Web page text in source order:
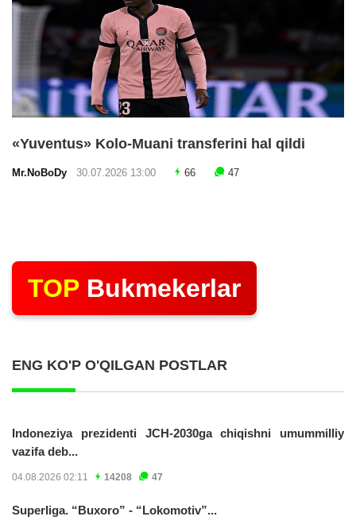
«Yuventus» Kolo-Muani transferini hal qildi
Mr.NoBoDy 30.07.2026 13:00 66 47
TOP Bukmekerlar
ENG KO'P O'QILGAN POSTLAR
Indoneziya prezidenti JCH-2030ga chiqishni umummilliy
vazifa deb...
04.08.2026 02:11 14208 47
Superliga. “Buxoro” - “Lokomotiv”...